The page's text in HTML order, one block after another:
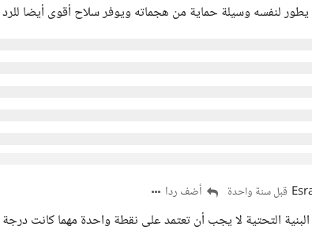
يطور لنفسه وسيلة حماية من هجماته ويوفر سلاح أقوى أيضا للرد
قبل سنة واحدة أضف ردا
التحتية لا يجب أن تعتمد على نقطة واحدة مهما كانت درجة